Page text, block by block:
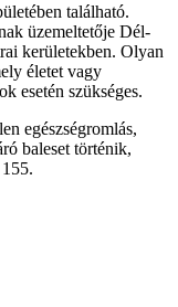
található.
üzemeltetője Dél-
kerületekben. Olyan
életet vagy
esetén szükséges.
egészségromlás,
baleset történik,